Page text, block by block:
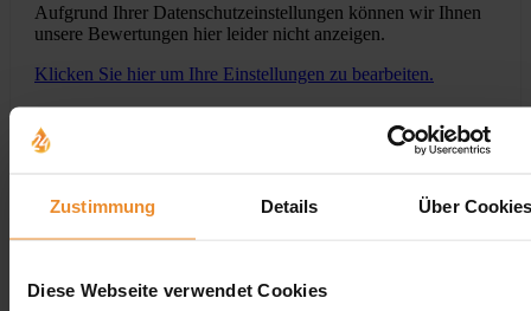
Zustimmung Details Über
Diese Webseite verwendet Cookies
Aufgrund Ihrer Datenschutzeinstellungen können wir Ihnen
unsere Bewertungen hier leider nicht anzeigen.
Klicken Sie hier um Ihre Einstellungen zu bearbeiten.
Jetzt individuelle Anfrage senden. Klicken Sie
hier!
Wir freuen uns auf Ihre Anfrage und senden Ihnen